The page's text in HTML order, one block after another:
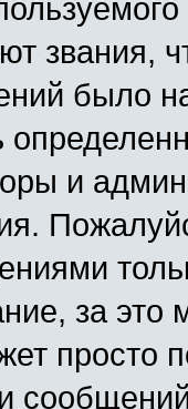
звания,
было
и
за это
просто